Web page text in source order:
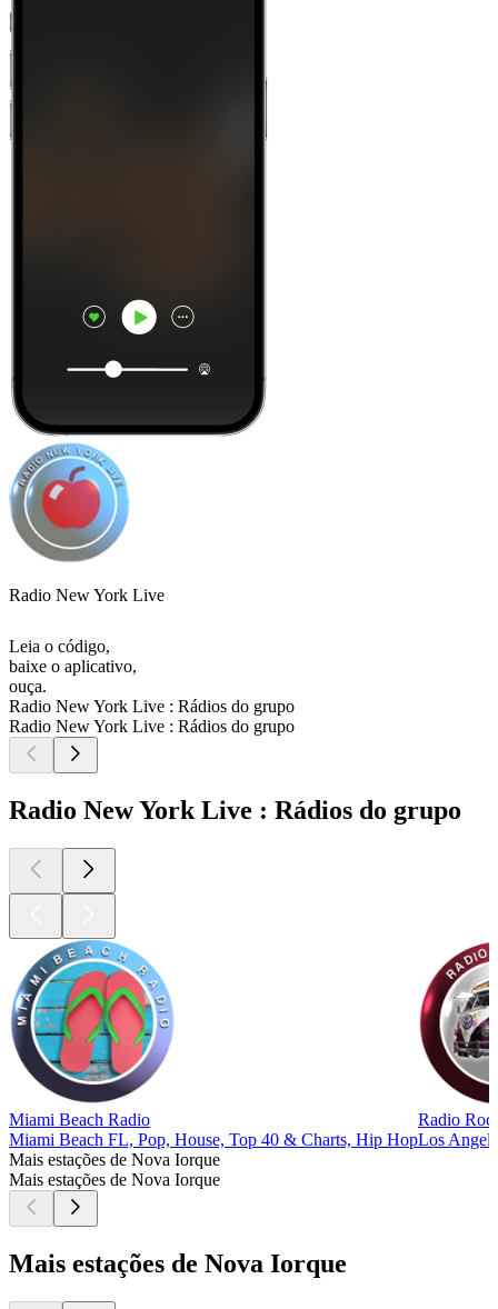
Radio New York Live
Leia o código,
baixe o aplicativo,
ouça.
Radio New York Live : Rádios do grupo
Radio New York Live : Rádios do grupo
Radio New York Live : Rádios do grupo
Miami Beach Radio
Miami Beach FL, Pop, House, Top 40 & Charts, Hip Hop
Radio
Los
Mais estações de Nova Iorque
Mais estações de Nova Iorque
Mais estações de Nova Iorque